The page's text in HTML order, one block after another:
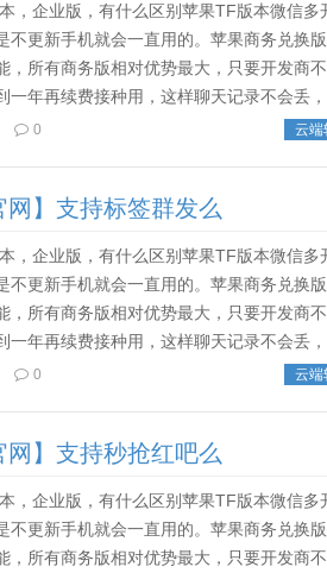
，企业版，有什么区别苹果TF版本微信多
不更新手机就会一直用的。苹果商务兑换
，所有商务版相对优势最大，只要开发商
一年再续费接种用，这样聊天记录不会丢
者其他手机设备备份资料。˂img src...
0 云端
网】支持标签群发么
，企业版，有什么区别苹果TF版本微信多
不更新手机就会一直用的。苹果商务兑换
，所有商务版相对优势最大，只要开发商
一年再续费接种用，这样聊天记录不会丢
者其他手机设备备份资料。˂img src...
0 云端
网】支持秒抢红吧么
，企业版，有什么区别苹果TF版本微信多
不更新手机就会一直用的。苹果商务兑换
，所有商务版相对优势最大，只要开发商